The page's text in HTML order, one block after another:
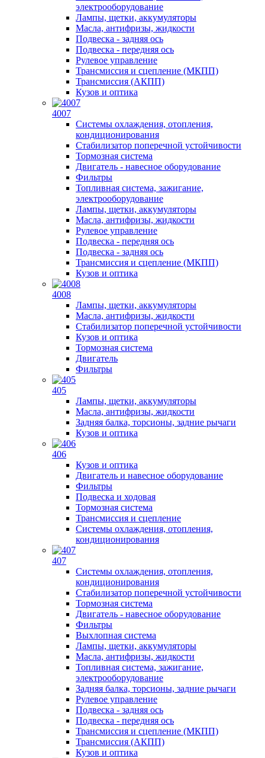
электрооборудование
Лампы, щетки, аккумуляторы
Масла, антифризы, жидкости
Подвеска - задняя ось
Подвеска - передняя ось
Рулевое управление
Трансмиссия и сцепление (МКПП)
Трансмиссия (АКПП)
Кузов и оптика
4007
Системы охлаждения, отопления,
кондиционирования
Стабилизатор поперечной устойчивости
Тормозная система
Двигатель - навесное оборудование
Фильтры
Топливная система, зажигание,
электрооборудование
Лампы, щетки, аккумуляторы
Масла, антифризы, жидкости
Рулевое управление
Подвеска - передняя ось
Подвеска - задняя ось
Трансмиссия и сцепление (МКПП)
Кузов и оптика
4008
Лампы, щетки, аккумуляторы
Масла, антифризы, жидкости
Стабилизатор поперечной устойчивости
Кузов и оптика
Тормозная система
Двигатель
Фильтры
405
Лампы, щетки, аккумуляторы
Масла, антифризы, жидкости
Задняя балка, торсионы, задние рычаги
Кузов и оптика
406
Кузов и оптика
Двигатель и навесное оборудование
Фильтры
Подвеска и ходовая
Тормозная система
Трансмиссия и сцепление
Системы охлаждения, отопления,
кондиционирования
407
Системы охлаждения, отопления,
кондиционирования
Стабилизатор поперечной устойчивости
Тормозная система
Двигатель - навесное оборудование
Фильтры
Выхлопная система
Лампы, щетки, аккумуляторы
Масла, антифризы, жидкости
Топливная система, зажигание,
электрооборудование
Задняя балка, торсионы, задние рычаги
Рулевое управление
Подвеска - задняя ось
Подвеска - передняя ось
Трансмиссия и сцепление (МКПП)
Трансмиссия (АКПП)
Кузов и оптика